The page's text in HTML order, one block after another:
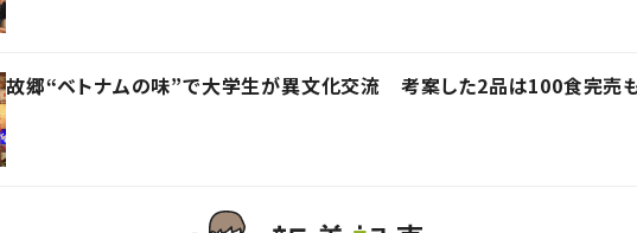
故郷“ベトナムの味”で大学生が異文化交流 考案した2品は100食完売